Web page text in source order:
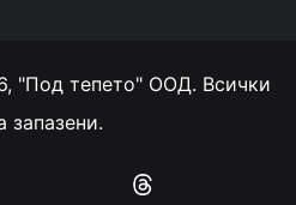
"Под тепето" ООД. Всички
запазени.
Instagram
RSS